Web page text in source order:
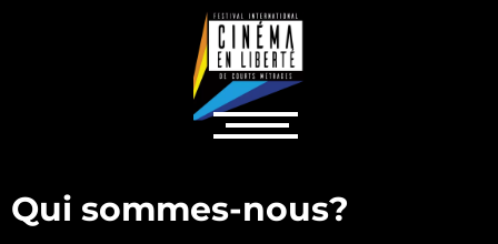
Qui sommes-nous?